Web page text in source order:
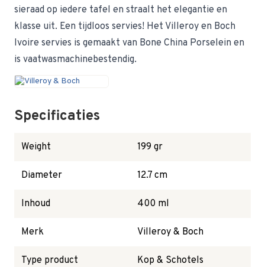
sieraad op iedere tafel en straalt het elegantie en
klasse uit. Een tijdloos servies! Het Villeroy en Boch
Ivoire servies is gemaakt van Bone China Porselein en
is vaatwasmachinebestendig.
Specificaties
Weight 199 gr
Diameter 12.7 cm
Inhoud 400 ml
Merk Villeroy & Boch
Type product Kop & Schotels